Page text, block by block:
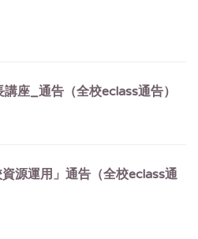
座_通告（全校eclass通告）
源運用」通告（全校eclass通